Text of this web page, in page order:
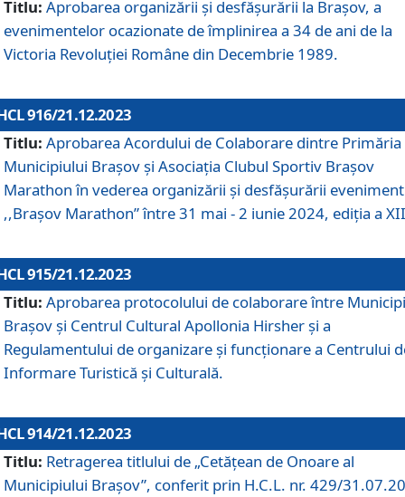
Titlu: Aprobarea organizării şi desfăşurării la Braşov, a
evenimentelor ocazionate de împlinirea a 34 de ani de la
Victoria Revoluţiei Române din Decembrie 1989.
916/21.12.2023
Titlu: Aprobarea Acordului de Colaborare dintre Primăria
Municipiului Brașov și Asociația Clubul Sportiv Brașov
Marathon în vederea organizării și desfășurării
,,Brașov Marathon” între 31 mai - 2 iunie 2024, ediția a
915/21.12.2023
Titlu: Aprobarea protocolului de colaborare între
Brașov și Centrul Cultural Apollonia Hirsher și a
Regulamentului de organizare și funcționare a Centrului
Informare Turistică și Culturală.
914/21.12.2023
Titlu: Retragerea titlului de „Cetățean de Onoare al
Municipiului Brașov”, conferit prin H.C.L. nr. 429/